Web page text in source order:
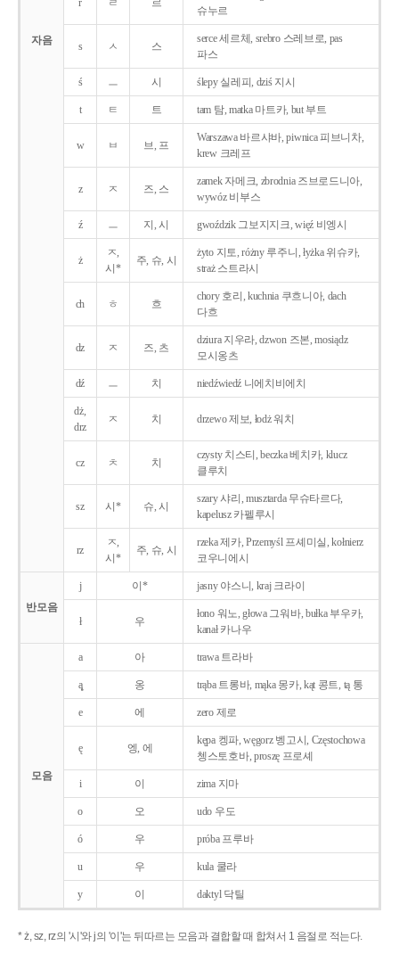
자음
r ㄹ 르
슈누르
s ㅅ 스
serce 세르체, srebro 스레브로, pas
파스
ś ㅡ 시 ślepy 실레피, dziś 지시
t ㅌ 트 tam 탐, matka 마트카, but 부트
w ㅂ 브, 프
Warszawa 바르샤바, piwnica 피브니차,
krew 크레프
z ㅈ 즈, 스
zamek 자메크, zbrodnia 즈브로드니아,
wywóz 비부스
ź ㅡ 지, 시 gwoździk 그보지지크, więź 비엥시
ż
ㅈ,
시*
주, 슈, 시
żyto 지토, różny 루주니, łyżka 위슈카,
straż 스트라시
ch ㅎ 흐
chory 호리, kuchnia 쿠흐니아, dach
다흐
dz ㅈ 즈, 츠
dziura 지우라, dzwon 즈본, mosiądz
모시옹츠
dź ㅡ 치 niedźwiedź 니에치비에치
dż,
drz
ㅈ 치 drzewo 제보, łodż 워치
cz ㅊ 치
czysty 치스티, beczka 베치카, klucz
클루치
sz 시* 슈, 시
szary 샤리, musztarda 무슈타르다,
kapelusz 카펠루시
rz
ㅈ,
시*
주, 슈, 시
rzeka 제카, Przemyśl 프셰미실, kołnierz
코우니에시
반모음
j 이* jasny 야스니, kraj 크라이
ł 우
łono 워노, głowa 그워바, bułka 부우카,
kanał 카나우
모음
a 아 trawa 트라바
ą̨ 옹 trąba 트롱바, mąka 몽카, kąt 콩트, tą 통
e 에 zero 제로
ę 엥, 에
kępa 켕파, węgorz 벵고시, Częstochowa
쳉스토호바, proszę 프로셰
i 이 zima 지마
o 오 udo 우도
ó 우 próba 프루바
u 우 kula 쿨라
y 이 daktyl 닥틸
* ż, sz, rz의 '시'와 j의 '이'는 뒤따르는 모음과 결합할 때 합쳐서 1 음절로 적는다.